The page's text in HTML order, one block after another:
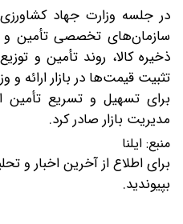
در جلسه وزارت جهاد
سازمان‌های تخصصی تأمین و
ذخیره کالا، روند تأمین و
تثبیت قیمت‌ها در بازار ارائه و
برای تسهیل و تسریع
مدیریت بازار صادر کرد.
منبع: ایلنا
برای اطلاع از آخرین اخبار و
بپیوندید.